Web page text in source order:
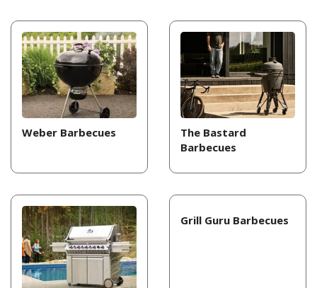
Weber Barbecues
The Bastard
Barbecues
Grill Guru Barbecues